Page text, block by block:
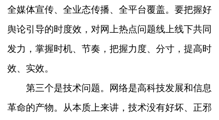
全媒体宣传、全业态传播、全平台覆盖。要把握好
舆论引导的时度效，对网上热点问题线上线下共同
发力，掌握时机、节奏，把握力度、分寸，提高时
效、实效。
第三个是技术问题。网络是高科技发展和信息
革命的产物。从本质上来讲，技术没有好坏、正邪